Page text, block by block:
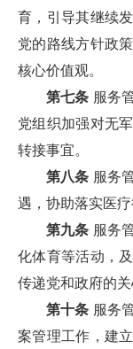
育，引导其继续
党的路线方针政
核心价值观。
第七条 服务
党组织加强对无
转接事宜。
第八条 服务
遇，协助落实医疗
第九条 服务
化体育等活动，
传递党和政府的关
第十条 服务
案管理工作，建